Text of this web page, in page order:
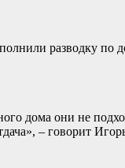
разводку по
дома они не
– говорит